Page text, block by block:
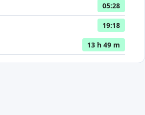
05:28
19:18
13 h 49 m